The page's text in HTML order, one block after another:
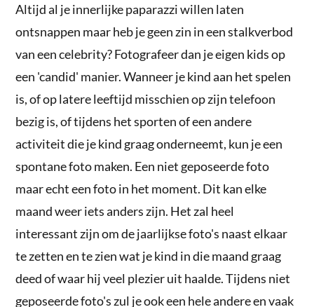
Altijd al je innerlijke paparazzi willen laten
ontsnappen maar heb je geen zin in een stalkverbod
van een celebrity? Fotografeer dan je eigen kids op
een 'candid' manier. Wanneer je kind aan het spelen
is, of op latere leeftijd misschien op zijn telefoon
bezig is, of tijdens het sporten of een andere
activiteit die je kind graag onderneemt, kun je een
spontane foto maken. Een niet geposeerde foto
maar echt een foto in het moment. Dit kan elke
maand weer iets anders zijn. Het zal heel
interessant zijn om de jaarlijkse foto's naast elkaar
te zetten en te zien wat je kind in die maand graag
deed of waar hij veel plezier uit haalde. Tijdens niet
geposeerde foto's zul je ook een hele andere en vaak